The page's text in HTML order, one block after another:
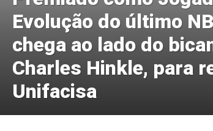
Evolução do último
chega ao lado do
Charles Hinkle, para
Unifacisa